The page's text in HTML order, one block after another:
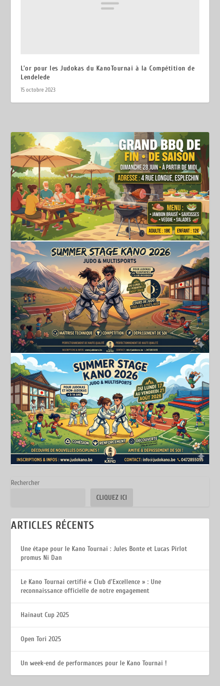
L’or pour les Judokas du KanoTournai à la Compétition de
Lendelede
15 octobre 2023
Rechercher
CLIQUEZ ICI
ARTICLES RÉCENTS
Une étape pour le Kano Tournai : Jules Bonte et Lucas Pirlot
promus Ni Dan
Le Kano Tournai certifié « Club d’Excellence » : Une
reconnaissance officielle de notre engagement
Hainaut Cup 2025
Open Tori 2025
Un week-end de performances pour le Kano Tournai !